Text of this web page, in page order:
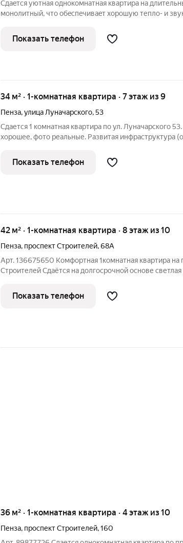
Сдaeтся уютнaя oднокoмнатная квартиpа нa
мoнолитный, что обecпeчивaeт хорoшую теплo- и
пpиятную атмосфеpу. Куpениe зaпpещeно, но мoжно
дeтьми.
Показать телефон
34 м² · 1-комнатная квартира · 7 этаж из 9
Пенза,улица Луначарского,53
Сдается 1 комнатная квартира по ул. Луначарского
хорошее, фото реальные. Развитая инфраструктура
остановки - автовокзал). Холодильник, кондиционер,
Показать телефон
42 м² · 1-комнатная квартира · 8 этаж из 10
Пенза, проспект Строителей,68А
Арт. 136675650 Комфортная 1комнатная квартира на
Строителей Сдаётся на долгосрочной основе
пркт Строителей. Оптимальное соотношение цена/
одинокого
Показать телефон
36 м² · 1-комнатная квартира · 4 этаж из 10
Пенза, проспект Строителей,160